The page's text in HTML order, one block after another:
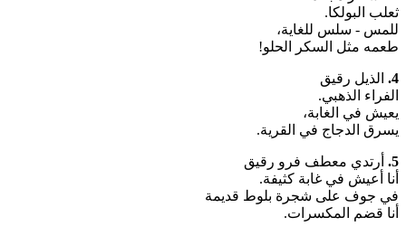
ثعلب البولكا.
للمس - سلس للغاية،
طعمه مثل السكر الحلو!
4.
الذيل رقيق
الفراء الذهبي.
يعيش في الغابة،
يسرق الدجاج في القرية.
5.
أرتدي معطف فرو رقيق
أنا أعيش في غابة كثيفة.
في جوف على شجرة بلوط قديمة
أنا قضم المكسرات.